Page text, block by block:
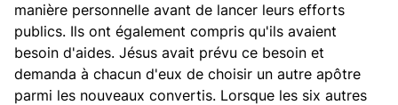
manière personnelle avant de lancer leurs efforts
publics. Ils ont également compris qu'ils avaient
besoin d'aides. Jésus avait prévu ce besoin et
demanda à chacun d'eux de choisir un autre apôtre
parmi les nouveaux convertis. Lorsque les six autres